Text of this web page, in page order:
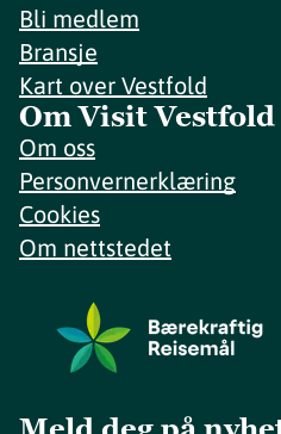
Bli medlem
Bransje
Kart over Vestfold
Om Visit Vestfold
Om oss
Personvernerklæring
Cookies
Om nettstedet